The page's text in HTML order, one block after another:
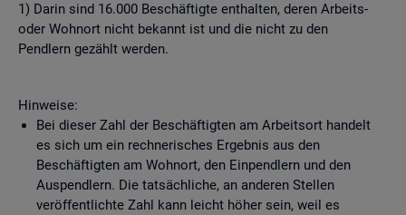
1) Darin sind 16.000 Beschäftigte enthalten, deren Arbeits-
oder Wohnort nicht bekannt ist und die nicht zu den
Pendlern gezählt werden.
Hinweise:
Bei dieser Zahl der Beschäftigten am Arbeitsort handelt
es sich um ein rechnerisches Ergebnis aus den
Beschäftigten am Wohnort, den Einpendlern und den
Auspendlern. Die tatsächliche, an anderen Stellen
veröffentlichte Zahl kann leicht höher sein, weil es